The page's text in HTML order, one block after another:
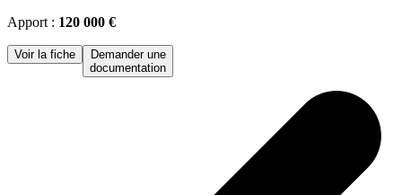
Apport : 120 000 €
Voir la fiche
Demander une
documentation